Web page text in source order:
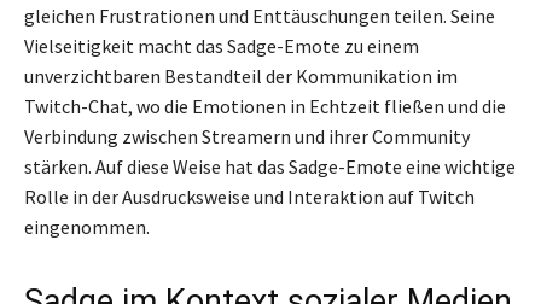
gleichen Frustrationen und Enttäuschungen teilen. Seine
Vielseitigkeit macht das Sadge-Emote zu einem
unverzichtbaren Bestandteil der Kommunikation im
Twitch-Chat, wo die Emotionen in Echtzeit fließen und die
Verbindung zwischen Streamern und ihrer Community
stärken. Auf diese Weise hat das Sadge-Emote eine wichtige
Rolle in der Ausdrucksweise und Interaktion auf Twitch
eingenommen.